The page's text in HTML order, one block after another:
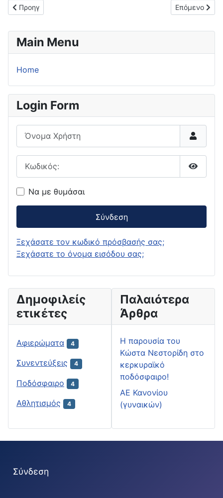
Προηγούμενο άρθρο: Σπουδαία πρόκριση για το Θιναλιακό (2-
Προηγ Επόμενο
Επόμενο
Main Menu
Home
Login Form
Όνομα Χρήστη
Να με θυμάσαι
Σύνδεση
Ξεχάσατε τον κωδικό πρόσβασής σας;
Ξεχάσατε το όνομα εισόδου σας;
Δημοφιλείς
ετικέτες
Αφιερώματα 4
Συνεντεύξεις 4
Ποδόσφαιρο 4
Αθλητισμός 4
Παλαιότερα
Άρθρα
H παρουσία του
Κώστα Νεστορίδη στο
κερκυραϊκό
ποδόσφαιρο!
ΑΕ Κανονίου
(γυναικών)
Σύνδεση